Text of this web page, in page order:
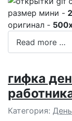
размер мини -
оригинал -
Read more …
гифка
Подробности
Категория: